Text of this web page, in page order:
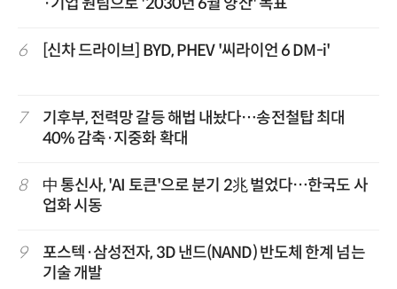
6 [신차 드라이브] BYD, PHEV '씨라이언 6 DM-i'
7
기후부, 전력망 갈등 해법 내놨다…송전철탑 최대
40% 감축·지중화 확대
8
中 통신사, 'AI 토큰'으로 분기 2兆 벌었다…한국도 사
업화 시동
9
포스텍·삼성전자, 3D 낸드(NAND) 반도체 한계 넘는
기술 개발